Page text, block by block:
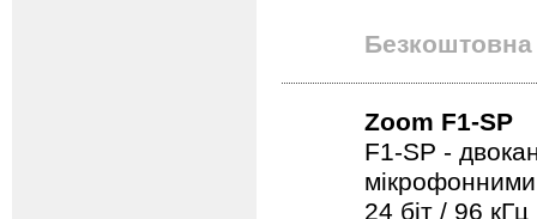
Безкоштовна
Zoom F1-SP
F1-SP -
24 біт / 96